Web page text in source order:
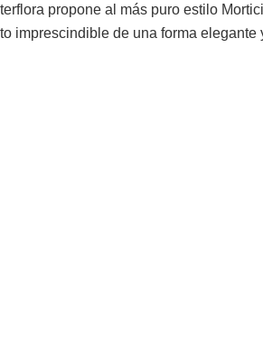
propone al más puro estilo
imprescindible de una forma elegante